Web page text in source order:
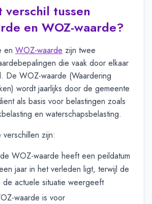
verschil tussen
en WOZ-waarde?
en WOZ-waarde zijn twee
die vaak door elkaar
De WOZ-waarde (Waardering
wordt jaarlijks door de gemeente
als basis voor belastingen zoals
en waterschapsbelasting.
zijn:
WOZ-waarde heeft een peildatum
jaar in het verleden ligt, terwijl de
de actuele situatie weergeeft
waarde is voor